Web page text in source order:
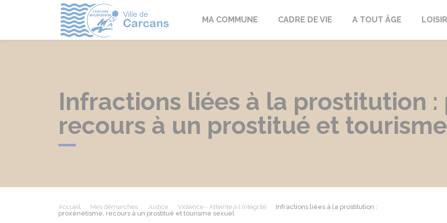
CarcansMA COMMUNE CADRE DE VIE A TOUT ÂGE
Infractions liées à la prostitution :
recours à un prostitué et
Accueil Mes démarches Justice Violence - Atteinte à l'intégrité
Infractions liées à la prostitution :
proxénétisme, recours à un prostitué et tourisme sexuel